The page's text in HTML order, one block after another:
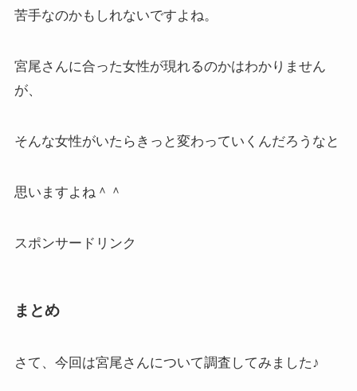
苦手なのかもしれないですよね。
宮尾さんに合った女性が現れるのかはわかりません
が、
そんな女性がいたらきっと変わっていくんだろうなと
思いますよね＾＾
スポンサードリンク
まとめ
さて、今回は宮尾さんについて調査してみました♪